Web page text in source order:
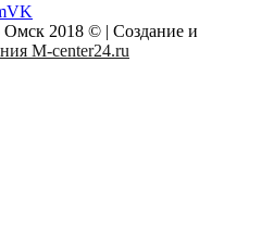
VK
2018 © | Создание и
M-center24.ru